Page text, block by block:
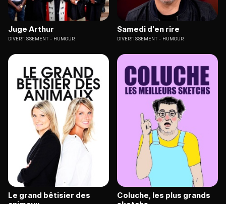
Juge Arthur
DIVERTISSEMENT HUMOUR
Samedi d'en rire
DIVERTISSEMENT HUMOUR
Le grand bêtisier des
Coluche, les plus grands